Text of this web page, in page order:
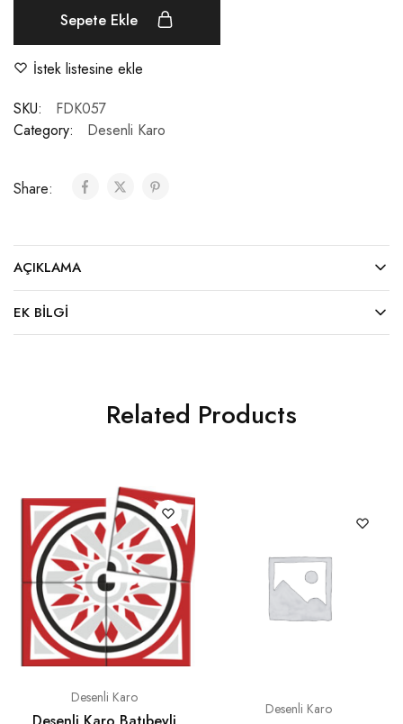
Sepete Ekle
İstek listesine ekle
SKU:
FDK057
Category:
Desenli Karo
Share:
AÇIKLAMA
EK BILGI
Related Products
Desenli Karo
Desenli Karo